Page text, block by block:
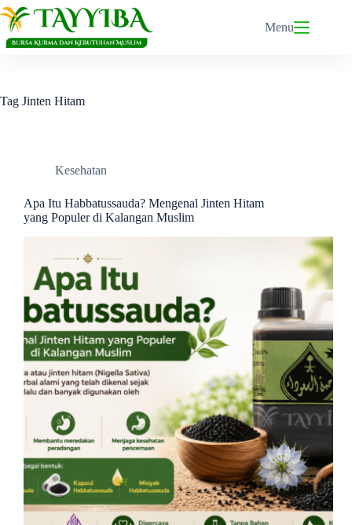
Skip
to
content
Menu
Tag Jinten Hitam
Kesehatan
Apa Itu Habbatussauda? Mengenal Jinten Hitam
yang Populer di Kalangan Muslim